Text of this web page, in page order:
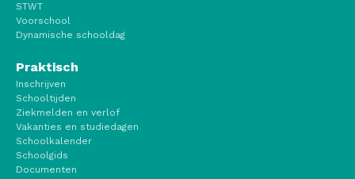
STWT
Voorschool
Dynamische schooldag
Praktisch
Inschrijven
Schooltijden
Ziekmelden en verlof
Vakanties en studiedagen
Schoolkalender
Schoolgids
Documenten